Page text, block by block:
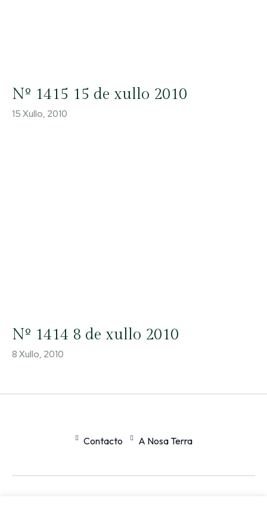
Nº 1415 15 de xullo 2010
15 Xullo, 2010
Nº 1414 8 de xullo 2010
8 Xullo, 2010
Contacto A Nosa Terra